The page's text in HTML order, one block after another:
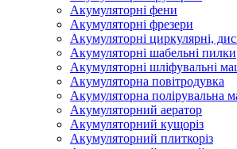
Акумуляторні фени
Акумуляторні фрезери
Акумуляторні циркулярні,
Акумуляторні шабельні пилки
Акумуляторні шліфувальні
Акумуляторна повітродувка
Акумуляторна полірувальна
Акумуляторний аератор
Акумуляторний кущоріз
Акумуляторний плиткоріз